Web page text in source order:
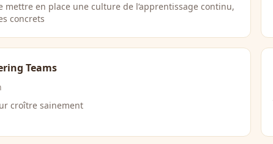
mettre en place une culture de l’apprentissage continu,
concrets
Teams
croître sainement